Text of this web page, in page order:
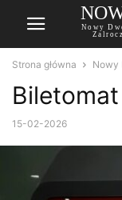
Nowy
Strona główna Nowy
15-02-2026